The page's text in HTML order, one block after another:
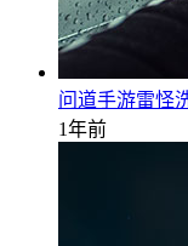
问道手游雷怪
1年前